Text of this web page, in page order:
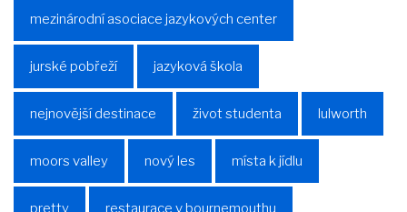
mezinárodní asociace jazykových center
jurské pobřeží jazyková škola
nejnovější destinace život studenta lulworth
moors valley nový les místa k jídlu
pretty restaurace v bournemouthu